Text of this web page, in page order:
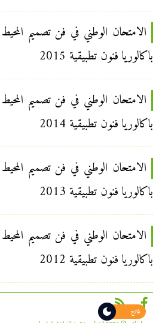
الامتحان الوطني في فن تصميم المحيط
باكالوريا فنون تطبيقية 2015
الامتحان الوطني في فن تصميم المحيط
باكالوريا فنون تطبيقية 2014
الامتحان الوطني في فن تصميم المحيط
باكالوريا فنون تطبيقية 2013
الامتحان الوطني في فن تصميم المحيط
باكالوريا فنون تطبيقية 2012
فاتح